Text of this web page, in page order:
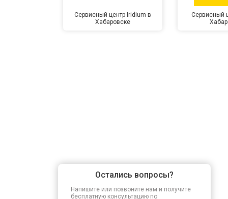
Сервисный центр Iridium в
Хабаровске
Сервисный
Остались вопросы?
Напишите или позвоните нам и получите
бесплатную консультацию по